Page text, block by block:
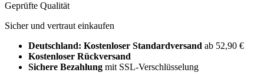
Geprüfte Qualität
Sicher und vertraut einkaufen
Deutschland: Kostenloser Standardversand ab 52,90 €
Kostenloser Rückversand
Sichere Bezahlung mit SSL-Verschlüsselung